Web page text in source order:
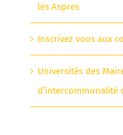
les Aspres
Inscrivez vous aux
Universités des
d’intercommunalité